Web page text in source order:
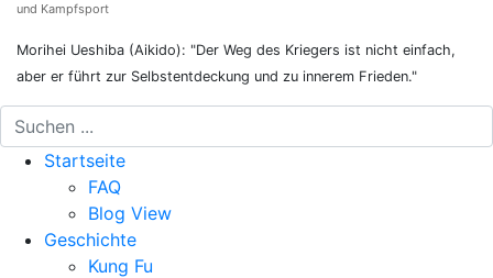
und Kampfsport
Morihei Ueshiba (Aikido): "Der Weg des Kriegers ist nicht einfach,
aber er führt zur Selbstentdeckung und zu innerem Frieden."
Startseite
FAQ
Blog View
Geschichte
Kung Fu